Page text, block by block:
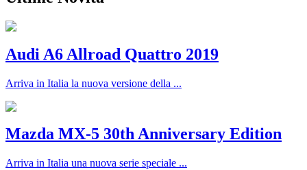
Audi A6 Allroad Quattro 2019
Arriva in Italia la nuova versione della ...
Mazda MX-5 30th Anniversary Edition
Arriva in Italia una nuova serie speciale ...